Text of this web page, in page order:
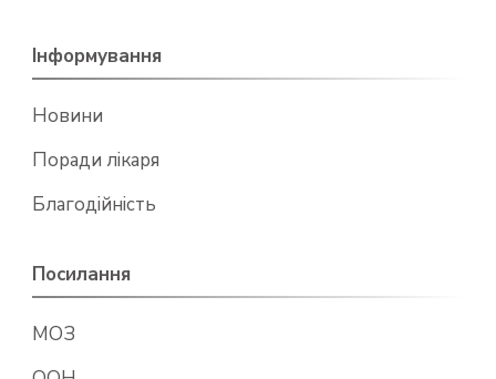
Інформування
Новини
Поради лікаря
Благодійність
Посилання
МОЗ